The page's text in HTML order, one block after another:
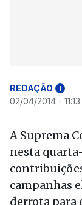
REDAÇÃO i
02/04/2014 - 11:13
A Suprema
nesta
campanhas
derrota para